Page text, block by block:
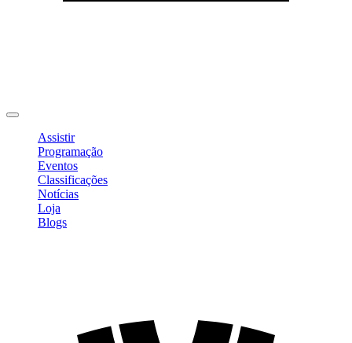
Assistir
Programação
Eventos
Classificações
Notícias
Loja
Blogs